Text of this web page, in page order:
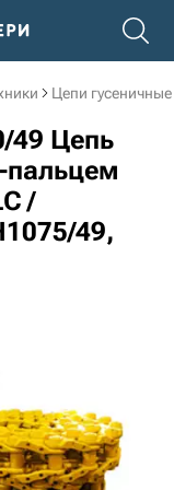
Цепи гусеничные
49 Цепь
пальцем
/
49,